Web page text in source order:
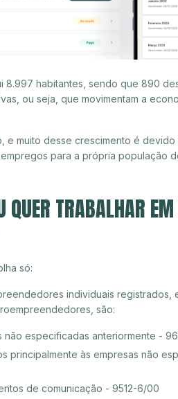
8.997 habitantes, sendo que 890
ou seja, que movimentam a
e muito desse crescimento é devido
para a própria população
QUER TRABALHAR
só:
individuais registrados,
são:
não especificadas anteriormente -
principalmente às empresas não
de comunicação - 9512-6/00